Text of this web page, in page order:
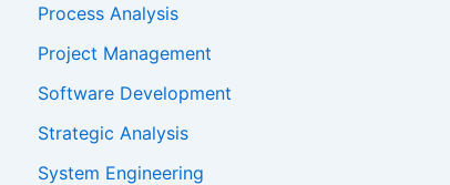
Process Analysis
Project Management
Software Development
Strategic Analysis
System Engineering